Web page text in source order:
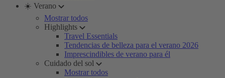
☀️ Verano
Mostrar todos
Highlights
Travel Essentials
Tendencias de belleza para el verano 2026
Imprescindibles de verano para él
Cuidado del sol
Mostrar todos